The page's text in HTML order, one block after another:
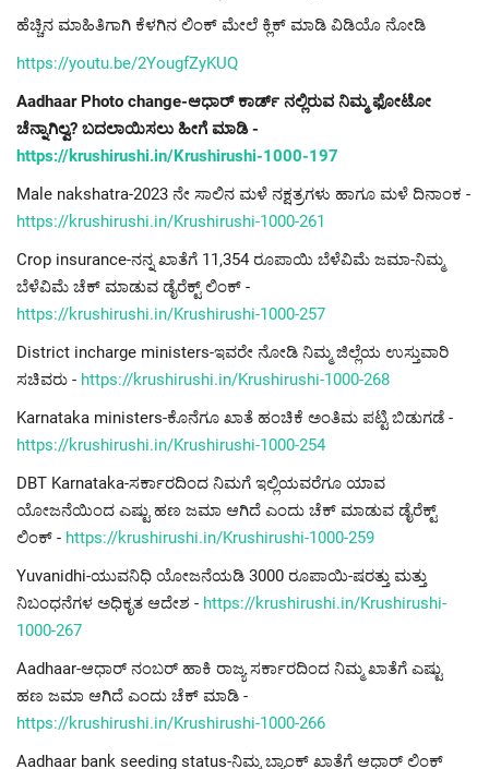
ಹೆಚ್ಚಿನ ಮಾಹಿತಿಗಾಗಿ ಕೆಳಗಿನ ಲಿಂಕ್ ಮೇಲೆ ಕ್ಲಿಕ್ ಮಾಡಿ ವಿಡಿಯೊ ನೋಡಿ
https://youtu.be/2YougfZyKUQ
Aadhaar Photo change-ಆಧಾರ್ ಕಾರ್ಡ್ ನಲ್ಲಿರುವ ನಿಮ್ಮ ಫೋಟೋ
ಚೆನ್ನಾಗಿಲ್ವ? ಬದಲಾಯಿಸಲು ಹೀಗೆ ಮಾಡಿ -
https://krushirushi.in/Krushirushi-1000-197
Male nakshatra-2023 ನೇ ಸಾಲಿನ ಮಳೆ ನಕ್ಷತ್ರಗಳು ಹಾಗೂ ಮಳೆ ದಿನಾಂಕ -
https://krushirushi.in/Krushirushi-1000-261
Crop insurance-ನನ್ನ ಖಾತೆಗೆ 11,354 ರೂಪಾಯಿ ಬೆಳೆವಿಮೆ ಜಮಾ-ನಿಮ್ಮ
ಬೆಳೆವಿಮೆ ಚೆಕ್ ಮಾಡುವ ಡೈರೆಕ್ಟ್ ಲಿಂಕ್ -
https://krushirushi.in/Krushirushi-1000-257
District incharge ministers-ಇವರೇ ನೋಡಿ ನಿಮ್ಮ ಜಿಲ್ಲೆಯ ಉಸ್ತುವಾರಿ
ಸಚಿವರು - https://krushirushi.in/Krushirushi-1000-268
Karnataka ministers-ಕೊನೆಗೂ ಖಾತೆ ಹಂಚಿಕೆ ಅಂತಿಮ ಪಟ್ಟಿ ಬಿಡುಗಡೆ -
https://krushirushi.in/Krushirushi-1000-254
DBT Karnataka-ಸರ್ಕಾರದಿಂದ ನಿಮಗೆ ಇಲ್ಲಿಯವರೆಗೂ ಯಾವ
ಯೋಜನೆಯಿಂದ ಎಷ್ಟು ಹಣ ಜಮಾ ಆಗಿದೆ ಎಂದು ಚೆಕ್ ಮಾಡುವ ಡೈರೆಕ್ಟ್
ಲಿಂಕ್ - https://krushirushi.in/Krushirushi-1000-259
Yuvanidhi-ಯುವನಿಧಿ ಯೋಜನೆಯಡಿ 3000 ರೂಪಾಯಿ-ಷರತ್ತು ಮತ್ತು
ನಿಬಂಧನೆಗಳ ಅಧಿಕೃತ ಆದೇಶ - https://krushirushi.in/Krushirushi-
1000-267
Aadhaar-ಆಧಾರ್ ನಂಬರ್ ಹಾಕಿ ರಾಜ್ಯ ಸರ್ಕಾರದಿಂದ ನಿಮ್ಮ ಖಾತೆಗೆ ಎಷ್ಟು
ಹಣ ಜಮಾ ಆಗಿದೆ ಎಂದು ಚೆಕ್ ಮಾಡಿ -
https://krushirushi.in/Krushirushi-1000-266
Aadhaar bank seeding status-ನಿಮ್ಮ ಬ್ಯಾಂಕ್ ಖಾತೆಗೆ ಆಧಾರ್ ಲಿಂಕ್